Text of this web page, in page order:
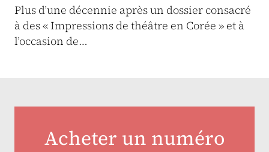
Plus d’une décennie après un dossier consacré
à des « Impressions de théâtre en Corée » et à
l’occasion de…
Acheter un numéro